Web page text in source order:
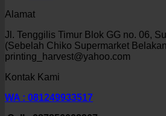
Alamat
Jl. Tenggilis Timur Blok GG no. 06,
(Sebelah Chiko Supermarket
printing_harvest@yahoo.com
Kontak Kami
WA : 081249933517